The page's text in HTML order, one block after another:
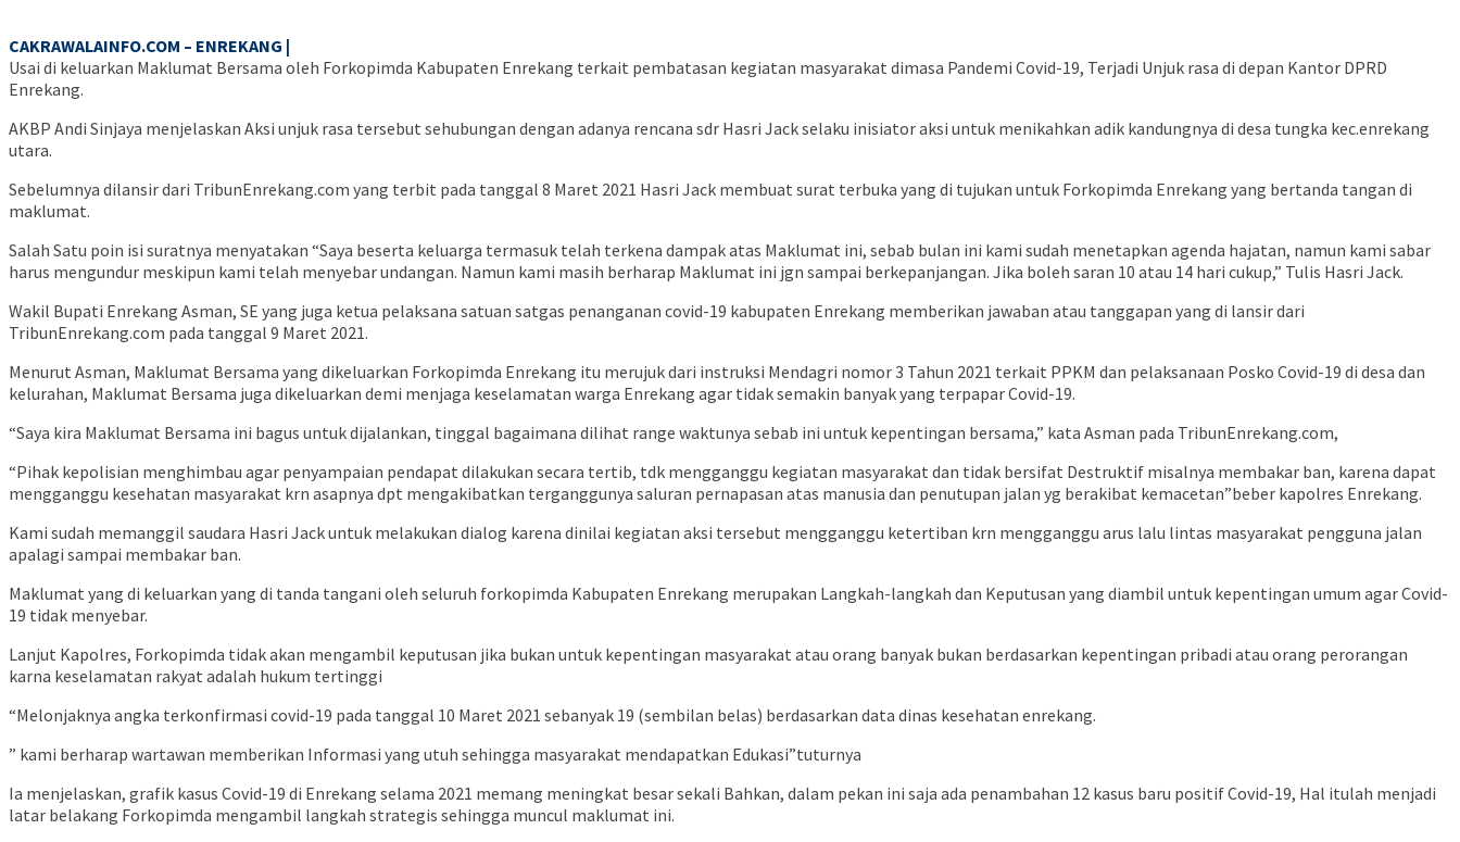
CAKRAWALAINFO.COM – ENREKANG |
Usai di keluarkan Maklumat Bersama oleh Forkopimda Kabupaten Enrekang terkait pembatasan kegiatan masyarakat dimasa Pandemi Covid-19, Terjadi Unjuk rasa di depan Kantor DPRD
Enrekang.
AKBP Andi Sinjaya menjelaskan Aksi unjuk rasa tersebut sehubungan dengan adanya rencana sdr Hasri Jack selaku inisiator aksi untuk menikahkan adik kandungnya di desa tungka kec.enrekang
utara.
Sebelumnya dilansir dari TribunEnrekang.com yang terbit pada tanggal 8 Maret 2021 Hasri Jack membuat surat terbuka yang di tujukan untuk Forkopimda Enrekang yang bertanda tangan di
maklumat.
Salah Satu poin isi suratnya menyatakan “Saya beserta keluarga termasuk telah terkena dampak atas Maklumat ini, sebab bulan ini kami sudah menetapkan agenda hajatan, namun kami sabar
harus mengundur meskipun kami telah menyebar undangan. Namun kami masih berharap Maklumat ini jgn sampai berkepanjangan. Jika boleh saran 10 atau 14 hari cukup,” Tulis Hasri Jack.
Wakil Bupati Enrekang Asman, SE yang juga ketua pelaksana satuan satgas penanganan covid-19 kabupaten Enrekang memberikan jawaban atau tanggapan yang di lansir dari
TribunEnrekang.com pada tanggal 9 Maret 2021.
Menurut Asman, Maklumat Bersama yang dikeluarkan Forkopimda Enrekang itu merujuk dari instruksi Mendagri nomor 3 Tahun 2021 terkait PPKM dan pelaksanaan Posko Covid-19 di desa dan
kelurahan, Maklumat Bersama juga dikeluarkan demi menjaga keselamatan warga Enrekang agar tidak semakin banyak yang terpapar Covid-19.
“Saya kira Maklumat Bersama ini bagus untuk dijalankan, tinggal bagaimana dilihat range waktunya sebab ini untuk kepentingan bersama,” kata Asman pada TribunEnrekang.com,
“Pihak kepolisian menghimbau agar penyampaian pendapat dilakukan secara tertib, tdk mengganggu kegiatan masyarakat dan tidak bersifat Destruktif misalnya membakar ban, karena dapat
mengganggu kesehatan masyarakat krn asapnya dpt mengakibatkan terganggunya saluran pernapasan atas manusia dan penutupan jalan yg berakibat kemacetan”beber kapolres Enrekang.
Kami sudah memanggil saudara Hasri Jack untuk melakukan dialog karena dinilai kegiatan aksi tersebut mengganggu ketertiban krn mengganggu arus lalu lintas masyarakat pengguna jalan
apalagi sampai membakar ban.
Maklumat yang di keluarkan yang di tanda tangani oleh seluruh forkopimda Kabupaten Enrekang merupakan Langkah-langkah dan Keputusan yang diambil untuk kepentingan umum agar Covid-
19 tidak menyebar.
Lanjut Kapolres, Forkopimda tidak akan mengambil keputusan jika bukan untuk kepentingan masyarakat atau orang banyak bukan berdasarkan kepentingan pribadi atau orang perorangan
karna keselamatan rakyat adalah hukum tertinggi
“Melonjaknya angka terkonfirmasi covid-19 pada tanggal 10 Maret 2021 sebanyak 19 (sembilan belas) berdasarkan data dinas kesehatan enrekang.
” kami berharap wartawan memberikan Informasi yang utuh sehingga masyarakat mendapatkan Edukasi”tuturnya
Ia menjelaskan, grafik kasus Covid-19 di Enrekang selama 2021 memang meningkat besar sekali Bahkan, dalam pekan ini saja ada penambahan 12 kasus baru positif Covid-19, Hal itulah menjadi
latar belakang Forkopimda mengambil langkah strategis sehingga muncul maklumat ini.